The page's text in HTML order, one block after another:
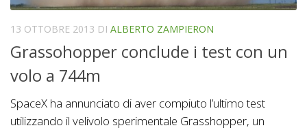
13 OTTOBRE 2013 DI ALBERTO ZAMPIERON
Grassohopper conclude i test con un
volo a 744m
SpaceX ha annunciato di aver compiuto l’ultimo test
utilizzando il velivolo sperimentale Grasshopper, un